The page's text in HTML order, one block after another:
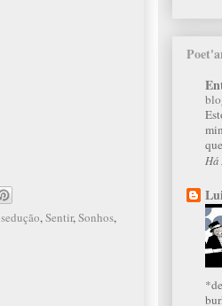
sedução,Sentir,Sonhos,
Há